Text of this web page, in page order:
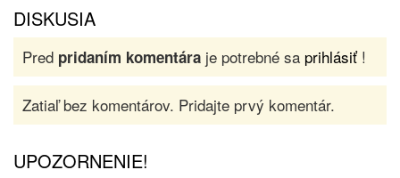
DISKUSIA
Pred pridaním komentára je potrebné sa prihlásiť!
Zatiaľ bez komentárov. Pridajte prvý komentár.
UPOZORNENIE!